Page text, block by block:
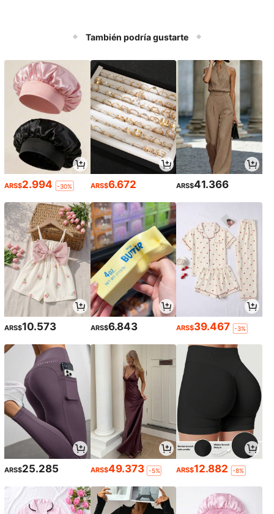
También podría gustarte
ARS$2.994 -30% ARS$6.672 ARS$41.366
ARS$10.573 ARS$6.843 ARS$39.467 -3%
ARS$25.285 ARS$49.373 -5% ARS$12.882 -8%